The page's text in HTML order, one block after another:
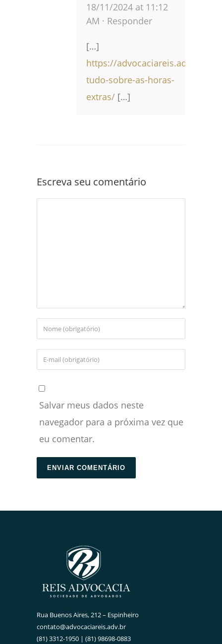
18/11/2024 at 11:12
AM · Responder
[…]
https://advocaciareis.adv.br/
tudo-sobre-as-horas-
extras/ […]
Escreva seu comentário
Salvar meus dados neste
navegador para a próxima vez que
eu comentar.
Rua Buenos Aires, 212 – Espinheiro
contato@advocaciareis.adv.br
(81) 3312-1950 | (81) 98698-0883